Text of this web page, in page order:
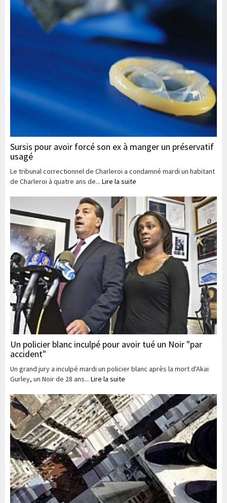
Sursis pour avoir forcé son ex à manger un préservatif
usagé
Le tribunal correctionnel de Charleroi a condamné mardi un habitant
de Charleroi à quatre ans de... Lire la suite
Un policier blanc inculpé pour avoir tué un Noir "par
accident"
Un grand jury a inculpé mardi un policier blanc après la mort d'Akai
Gurley, un Noir de 28 ans... Lire la suite